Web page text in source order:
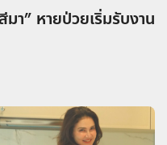
า” หายป่วยเริ่มรับงาน